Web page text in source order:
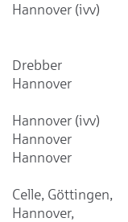
Hannover (ivv)
Drebber
Hannover
Hannover (ivv)
Hannover
Hannover
Celle, Göttingen,
Hannover,